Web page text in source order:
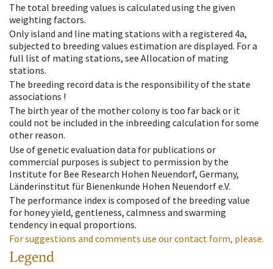
The total breeding values is calculated using the given
weighting factors.
Only island and line mating stations with a registered 4a,
subjected to breeding values estimation are displayed. For a
full list of mating stations, see Allocation of mating
stations.
The breeding record data is the responsibility of the state
associations !
The birth year of the mother colony is too far back or it
could not be included in the inbreeding calculation for some
other reason.
Use of genetic evaluation data for publications or
commercial purposes is subject to permission by the
Institute for Bee Research Hohen Neuendorf, Germany,
Länderinstitut für Bienenkunde Hohen Neuendorf e.V.
The performance index is composed of the breeding value
for honey yield, gentleness, calmness and swarming
tendency in equal proportions.
For suggestions and comments use our contact form, please.
Legend